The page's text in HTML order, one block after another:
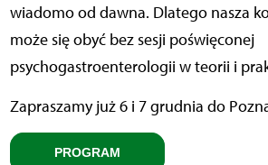
wiadomo od dawna. Dlatego nasza
może się obyć bez sesji poświęconej
psychogastroenterologii w teorii i
Zapraszamy już 6 i 7 grudnia do
PROGRAM